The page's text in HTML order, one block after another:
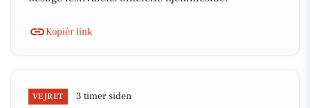
Kopiér link
VEJRET 3 timer siden